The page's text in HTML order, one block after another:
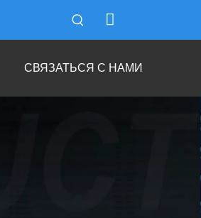
СВЯЗАТЬСЯ С НАМИ